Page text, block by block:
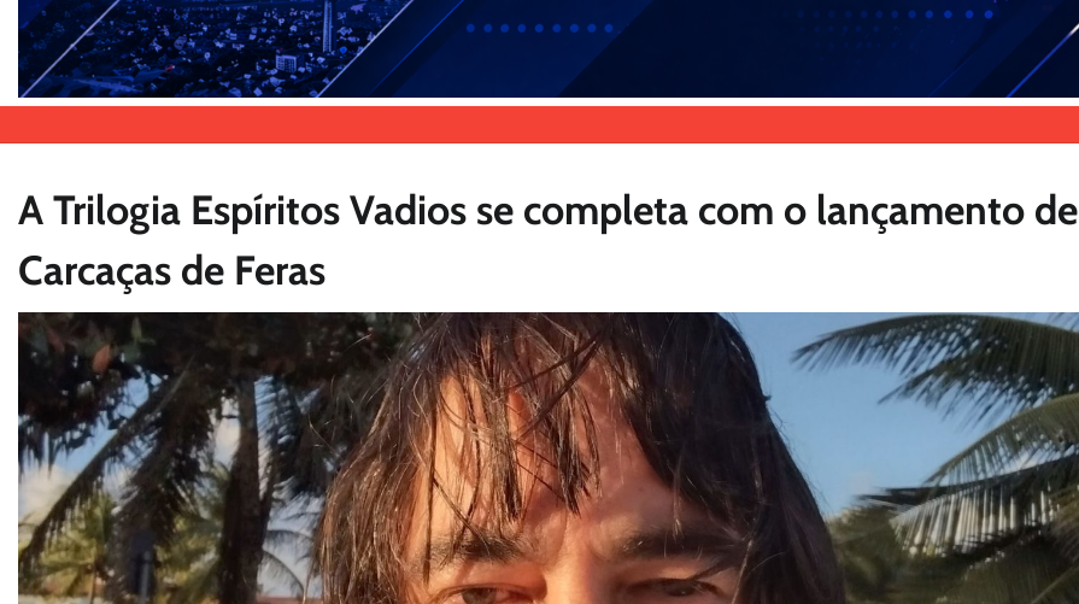
A Trilogia Espíritos Vadios se completa com o lançamento de
Carcaças de Feras